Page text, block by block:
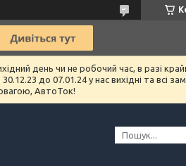
день чи не робочий час, в разі
до 07.01.24 у нас вихідні та всі
АвтоТок!